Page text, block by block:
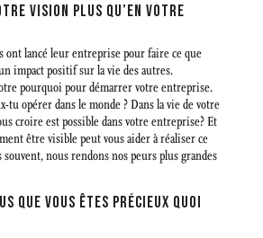
VISION PLUS QU’EN VOTRE
ont lancé leur entreprise pour faire ce que
impact positif sur la vie des autres.
pourquoi pour démarrer votre entreprise.
tu opérer dans le monde ? Dans la vie de votre
croire est possible dans votre entreprise? Et
être visible peut vous aider à réaliser ce
souvent, nous rendons nos peurs plus grandes
QUE VOUS ÊTES PRÉCIEUX QUOI